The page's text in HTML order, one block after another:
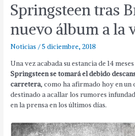
Springsteen tras
nuevo álbum a la
Noticias /5 diciembre, 2018
Una vez acabada su estancia de 14
Springsteen se tomará el debido
carretera, como ha afirmado hoy en
destinado a acallar los rumores
en la prensa en los últimos días.